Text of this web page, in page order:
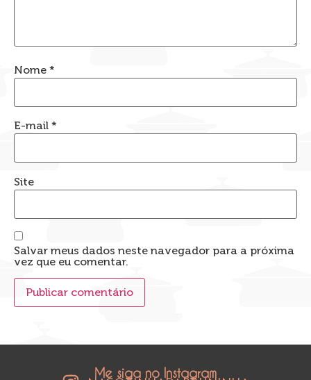
Nome *
E-mail *
Site
Salvar meus dados neste navegador para a próxima
vez que eu comentar.
Me siga no Instagram